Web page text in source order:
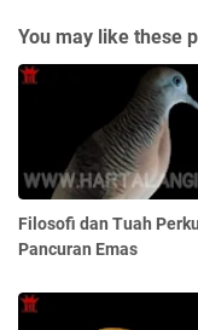
You may like these
Filosofi dan Tuah
Pancuran Emas